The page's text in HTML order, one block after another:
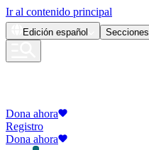
Ir al contenido principal
Edición español Secciones
Dona ahora
Registro
Dona ahora